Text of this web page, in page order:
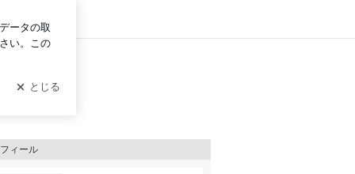
イン
ィール